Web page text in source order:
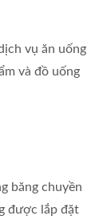
vụ ăn uống
và đồ uống
băng chuyền
được lắp đặt